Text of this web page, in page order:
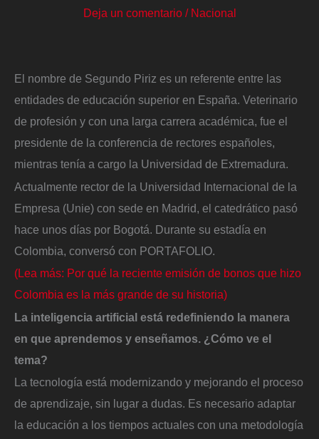
Deja un comentario / Nacional
El nombre de Segundo Piriz es un referente entre las
entidades de educación superior en España. Veterinario
de profesión y con una larga carrera académica, fue el
presidente de la conferencia de rectores españoles,
mientras tenía a cargo la Universidad de Extremadura.
Actualmente rector de la Universidad Internacional de la
Empresa (Unie) con sede en Madrid, el catedrático pasó
hace unos días por Bogotá. Durante su estadía en
Colombia, conversó con PORTAFOLIO.
(Lea más: Por qué la reciente emisión de bonos que hizo
Colombia es la más grande de su historia)
La inteligencia artificial está redefiniendo la manera
en que aprendemos y enseñamos. ¿Cómo ve el
tema?
La tecnología está modernizando y mejorando el proceso
de aprendizaje, sin lugar a dudas. Es necesario adaptar
la educación a los tiempos actuales con una metodología